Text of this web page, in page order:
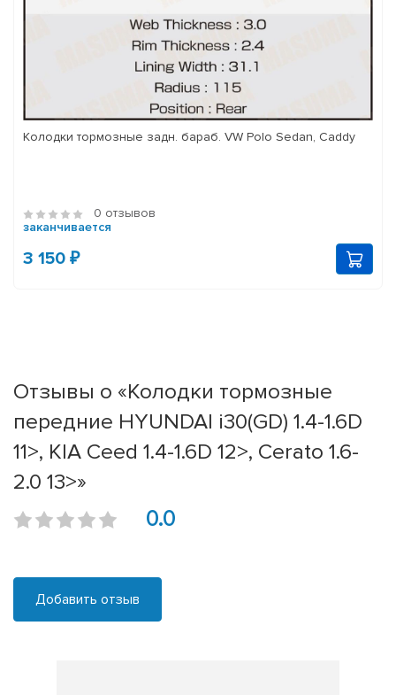
Колодки тормозные задн. бараб. VW Polo Sedan, Caddy
0 отзывов
заканчивается
3 150 ₽
Отзывы о «Колодки тормозные
передние HYUNDAI i30(GD) 1.4-1.6D
11>, KIA Ceed 1.4-1.6D 12>, Cerato 1.6-
2.0 13>»
0.0
Добавить отзыв